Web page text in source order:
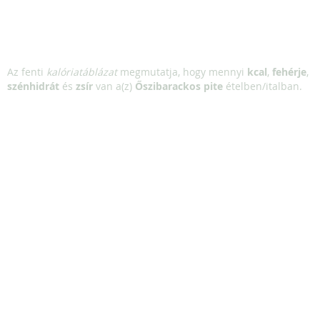
Az fenti kalóriatáblázatmegmutatja, hogy mennyi kcal, fehérje,
szénhidrát és zsír van a(z) Őszibarackos pite ételben/italban.